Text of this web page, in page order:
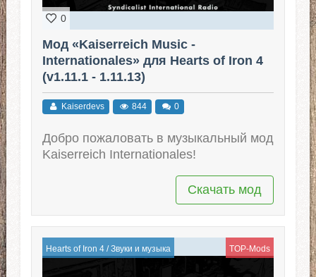
0
Мод «Kaiserreich Music -
Internationales» для Hearts of Iron 4
(v1.11.1 - 1.11.13)
Kaiserdevs 844 0
Добро пожаловать в музыкальный мод
Kaiserreich Internationales!
Скачать мод
Hearts of Iron 4/Звуки и музыка TOP-Mods